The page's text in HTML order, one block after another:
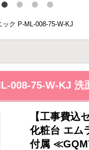
ク P-ML-008-75-W-KJ
008-75-W-KJ 洗
【工事費込
化粧台 エム
付属